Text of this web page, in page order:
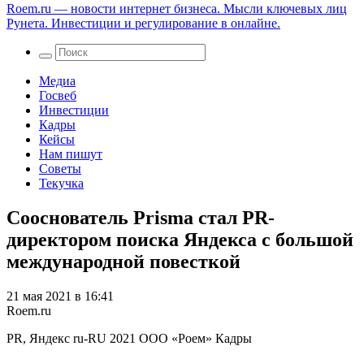
Roem.ru — новости интернет бизнеса. Мысли ключевых лиц
Рунета. Инвестиции и регулирование в онлайне.
Медиа
Госвеб
Инвестиции
Кадры
Кейсы
Нам пишут
Советы
Текучка
Сооснователь Prisma стал PR-
директором поиска Яндекса с большой
международной повесткой
21 мая 2021 в 16:41
Roem.ru
PR, Яндекс ru-RU 2021 ООО «Роем» Кадры